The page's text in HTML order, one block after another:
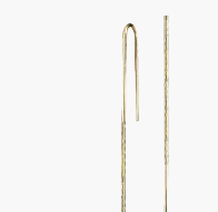
ИП Трейгер Валерия
Правовая